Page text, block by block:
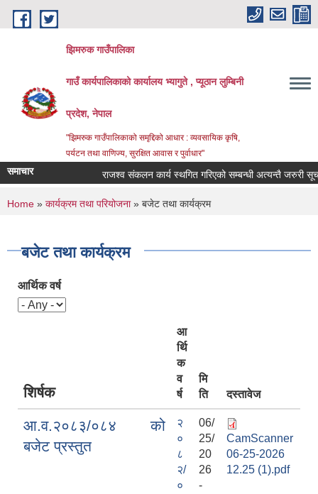
Skip to main content
झिमरुक गाउँपालिका
गाउँ कार्यपालिकाको कार्यालय भ्यागुते , प्यूठान लुम्बिनी
प्रदेश, नेपाल
"झिमरुक गाउँपालिकाको समृद्दिको आधार : व्यवसायिक कृषि,
पर्यटन तथा वाणिज्य, सुरक्षित आवास र पुर्वाधार"
समाचार राजश्व संकलन कार्य स्थगित गरिएको सम्बन्धी अत्यन्तै जरुरी सूचना
You are here
Home » कार्यक्रम तथा परियोजना» बजेट तथा कार्यक्रम
बजेट तथा कार्यक्रम
आर्थिक वर्ष
शिर्षक
आ
र्थि
क
व
र्ष
मि
ति
दस्तावेज
आ.व.२०८३/०८४ को
बजेट प्रस्तुत
२
०
८
२/
०
06/
25/
20
26
-
CamScanner
06-25-2026
12.25 (1).pdf